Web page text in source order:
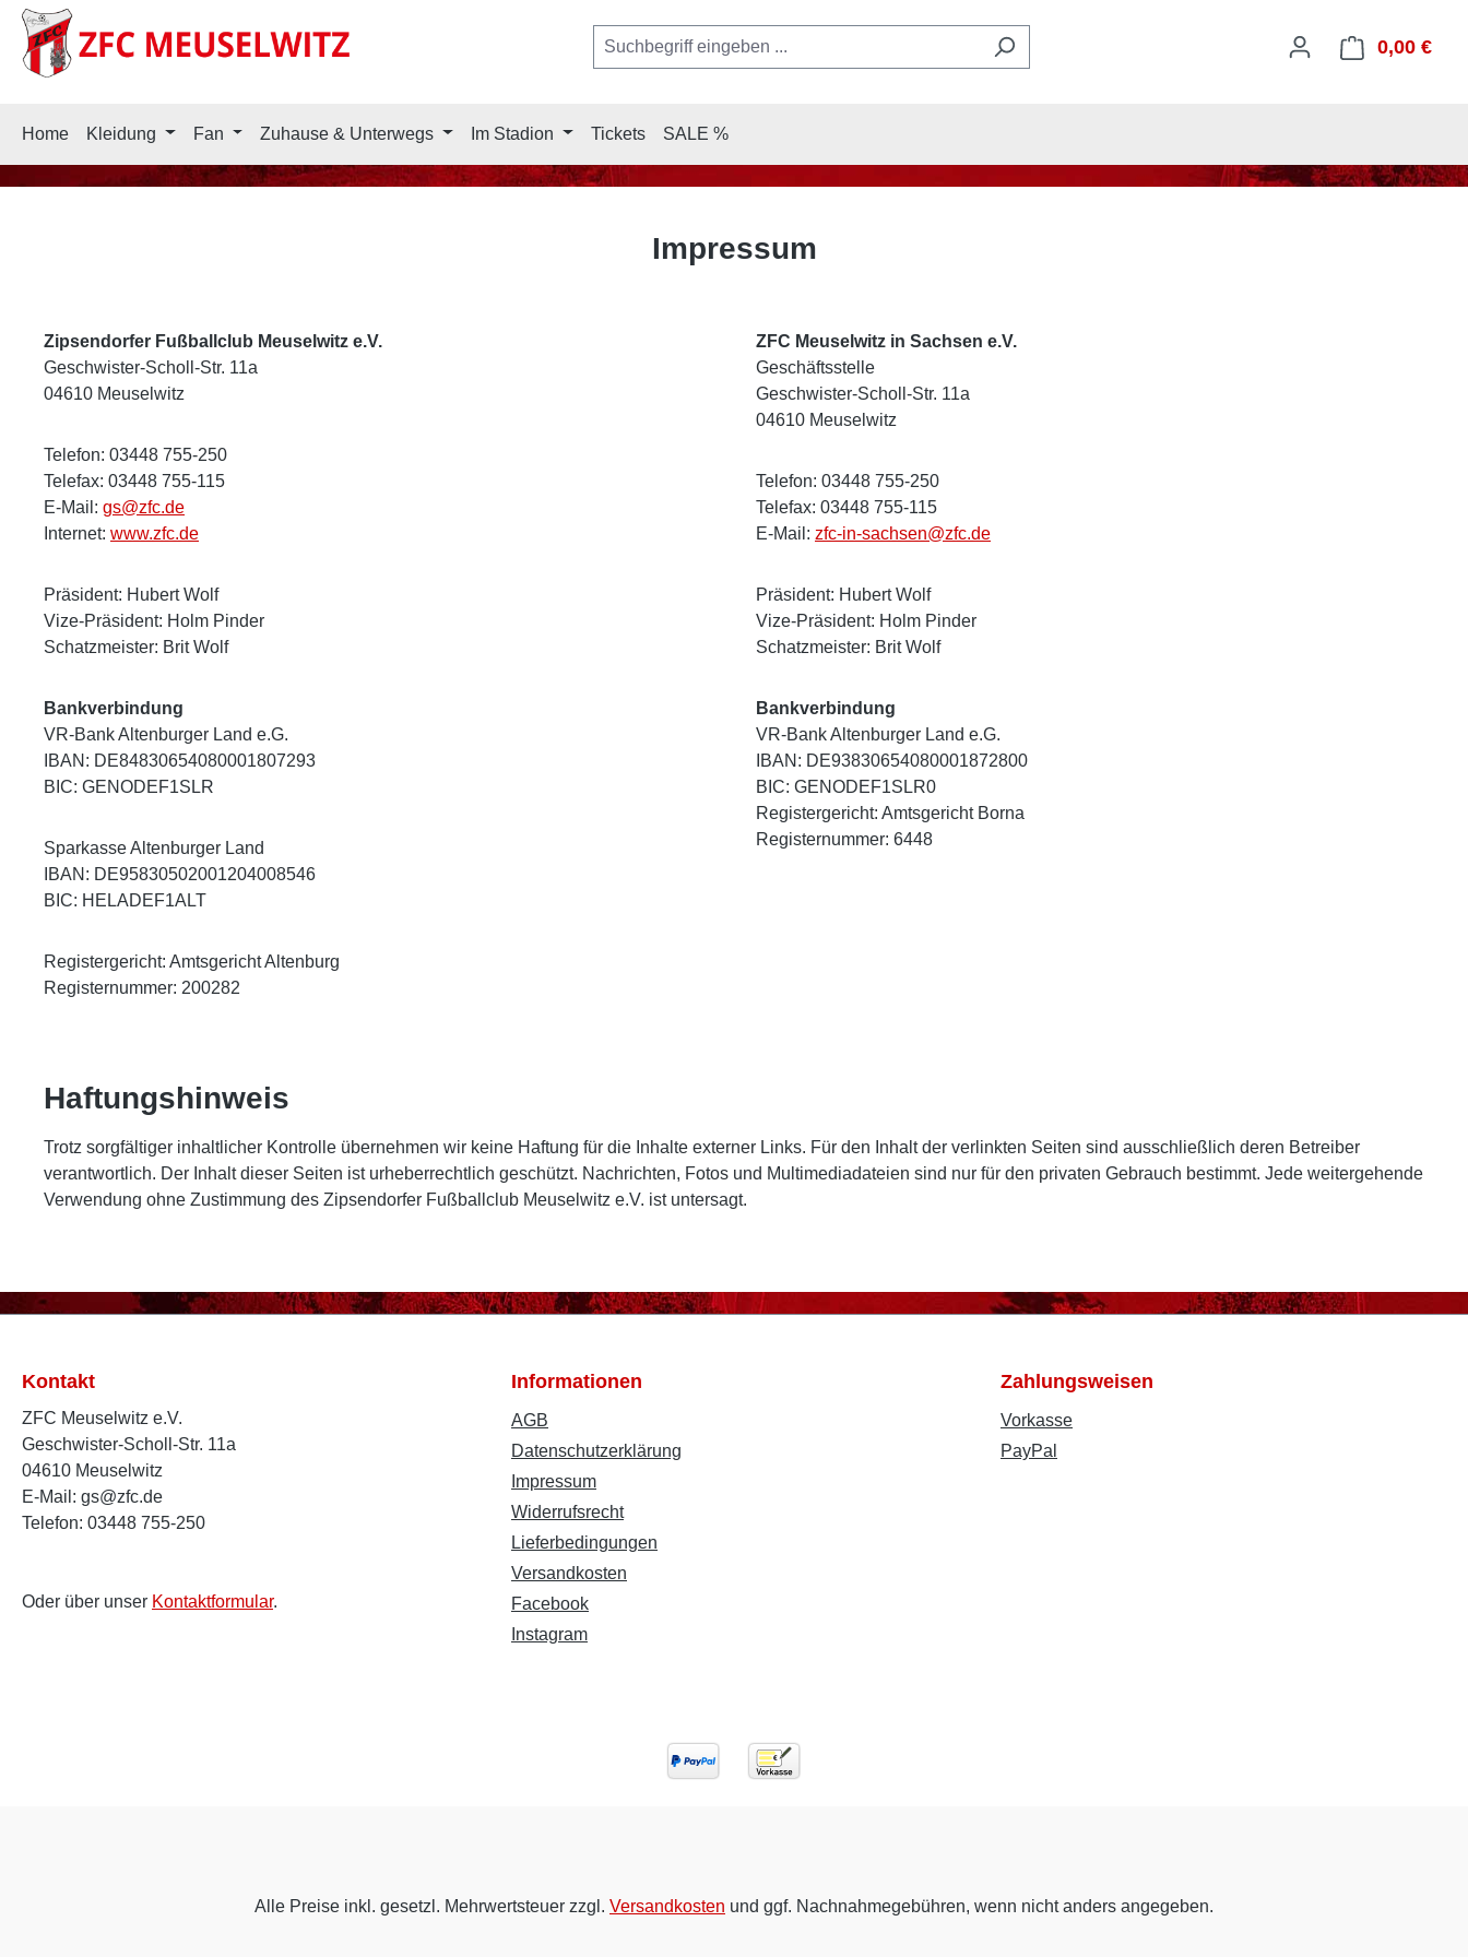
0,00 €
Home Kleidung Fan Zuhause & Unterwegs Im Stadion Tickets SALE %
Impressum
Zipsendorfer Fußballclub Meuselwitz e.V.
Geschwister-Scholl-Str. 11a
04610 Meuselwitz
Telefon: 03448 755-250
Telefax: 03448 755-115
E-Mail: gs@zfc.de
Internet: www.zfc.de
Präsident: Hubert Wolf
Vize-Präsident: Holm Pinder
Schatzmeister: Brit Wolf
Bankverbindung
VR-Bank Altenburger Land e.G.
IBAN: DE84830654080001807293
BIC: GENODEF1SLR
Sparkasse Altenburger Land
IBAN: DE95830502001204008546
BIC: HELADEF1ALT
Registergericht: Amtsgericht Altenburg
Registernummer: 200282
ZFC Meuselwitz in Sachsen e.V.
Geschäftsstelle
Geschwister-Scholl-Str. 11a
04610 Meuselwitz
Telefon: 03448 755-250
Telefax: 03448 755-115
E-Mail: zfc-in-sachsen@zfc.de
Präsident: Hubert Wolf
Vize-Präsident: Holm Pinder
Schatzmeister: Brit Wolf
Bankverbindung
VR-Bank Altenburger Land e.G.
IBAN: DE93830654080001872800
BIC: GENODEF1SLR0
Registergericht: Amtsgericht Borna
Registernummer: 6448
Haftungshinweis
Trotz sorgfältiger inhaltlicher Kontrolle übernehmen wir keine Haftung für die Inhalte externer Links. Für den Inhalt der verlinkten Seiten sind ausschließlich deren Betreiber
verantwortlich. Der Inhalt dieser Seiten ist urheberrechtlich geschützt. Nachrichten, Fotos und Multimediadateien sind nur für den privaten Gebrauch bestimmt. Jede weitergehende
Verwendung ohne Zustimmung des Zipsendorfer Fußballclub Meuselwitz e.V. ist untersagt.
Kontakt
ZFC Meuselwitz e.V.
Geschwister-Scholl-Str. 11a
04610 Meuselwitz
E-Mail: gs@zfc.de
Telefon: 03448 755-250
Oder über unser Kontaktformular.
Informationen
AGB
Datenschutzerklärung
Impressum
Widerrufsrecht
Lieferbedingungen
Versandkosten
Facebook
Instagram
Zahlungsweisen
Vorkasse
PayPal
Alle Preise inkl. gesetzl. Mehrwertsteuer zzgl. Versandkosten und ggf. Nachnahmegebühren, wenn nicht anders angegeben.